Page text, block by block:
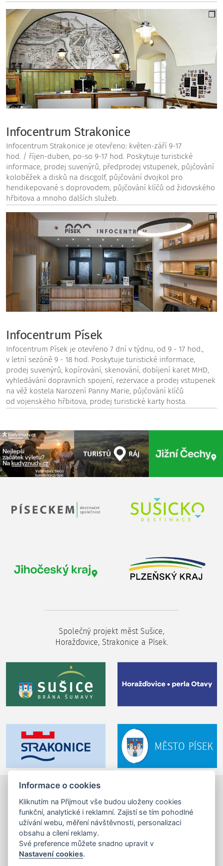
Infocentrum Strakonice
Infocentrum Strakonice je otevřeno: květen-září 9-17
hod. / říjen-duben, po-so 9-17 hod. Poskytuje turistické
informace, prodej suvenýrů, předprodej vstupenek, půjčování
koloběžek a disků na discgolf, půjčování dvojkol pro
hendikepované s doprovodem, půjčování klíčů od židovského
hřbitova a mnoho dalších služeb.
Infocentrum Písek
Infocentrum Písek je otevřeno 7 dní v týdnu, od 9 - 17 hod.,
v letní sezóně 9 - 18 hod. Poskytuje turistické informace,
prodej suvenýrů, kopírování, skenování, dobíjení karet MHD,
vyhledávání dopravních spojení, rezervace a prodej vstupenek
na věž kostela Narození Panny Marie, půjčování klíčů
od vojenského hřbitova, prodej turistické karty hosta.
Společný projekt měst Sušice,
Horažďovice, Strakonice a Písek.
©2024-2026 Otava.fun z. s.
Velké náměstí 1/24, 397 01 Písek,
tel.: +420 725 053 144,info (zavináč) otava.fun
IČ: 17201462
mapa stránek
Informace o cookies
Kliknutím na Přijmout vše budou uloženy cookies
funkční, analytické i reklamní. Zajistí se tím pohodlné
užívání webu, měření návštěvnosti, personalizaci
obsahu a cílení reklamy.
Své preference můžete snadno upravit v
Nastavení cookies.